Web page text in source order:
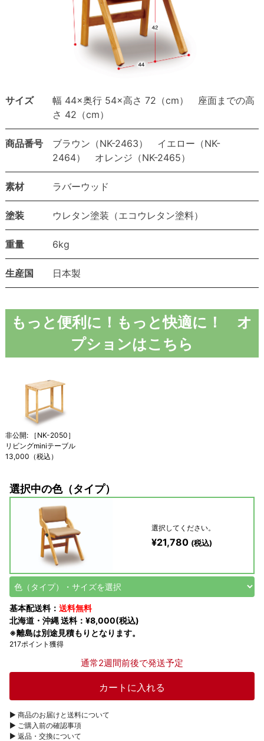
サイズ
幅 44×奥行 54×高さ 72（cm） 座面までの高
さ 42（cm）
商品番号
ブラウン（NK-2463） イエロー（NK-
2464） オレンジ（NK-2465）
素材 ラバーウッド
塗装 ウレタン塗装（エコウレタン塗料）
重量 6kg
生産国 日本製
もっと便利に！もっと快適に！ オ
プションはこちら
非公開: ［NK-2050］
リビングminiテーブル
13,000（税込）
選択中の色（タイプ）
選択してください。
¥21,780 (税込)
基本配送料： 送料無料
北海道・沖縄 送料：¥8,000(税込)
※離島は別途見積もりとなります。
217ポイント獲得
通常2週間前後で発送予定
▶︎ 商品のお届けと送料について
▶︎ ご購入前の確認事項
▶︎ 返品・交換について